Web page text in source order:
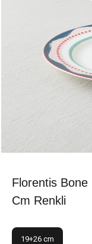
Florentis Bone
Cm Renkli
19+26 cm